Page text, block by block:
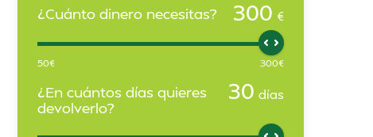
¿Cuánto dinero necesitas? 300 €
50€ 300€
¿En cuántos días quieres
devolverlo?
30 días